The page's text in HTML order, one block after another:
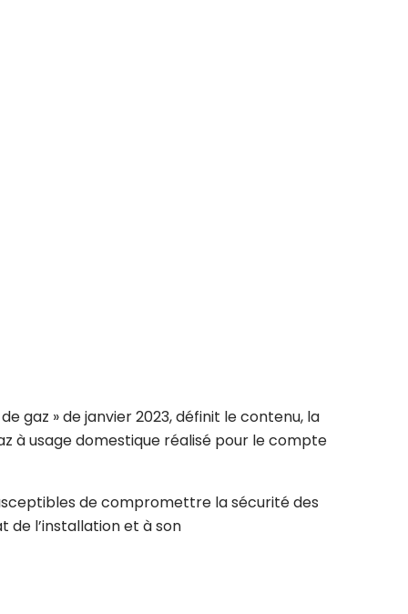
gaz » de janvier 2023, définit le contenu, la
à usage domestique réalisé pour le compte
de compromettre la sécurité des
de l’installation et à son